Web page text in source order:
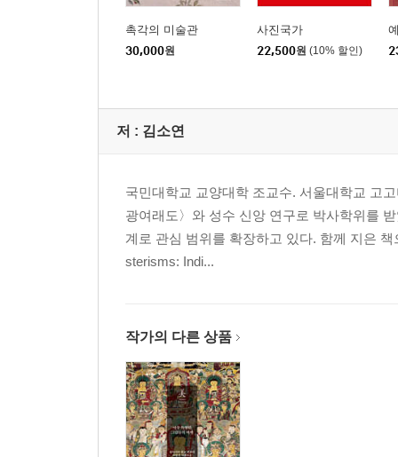
촉각의 미술관
30,000원
사진국가
22,500원 (10% 할인)
저 : 김소연
국민대학교 교양대학 조교수. 서울대학교 고
광여래도〉와 성수 신앙 연구로 박사학위를
계로 관심 범위를 확장하고 있다. 함께 지은
sterisms: Indi...
작가의 다른 상품